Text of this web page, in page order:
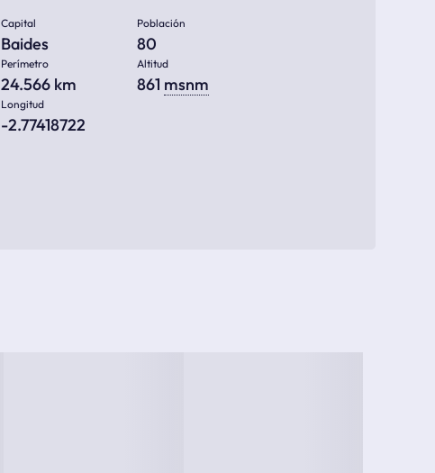
Capital
Baides
Población
80
Perímetro
24.566 km
Altitud
861 msnm
Longitud
-2.77418722